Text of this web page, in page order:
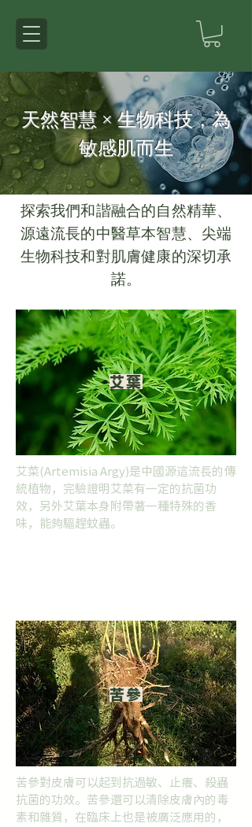
天然智慧 × 生物科技，為
敏感肌而生
探索我們和諧融合的自然精華、
源遠流長的中醫草本智慧、尖端
生物科技和對肌膚健康的深切承
諾。
艾葉
艾菜(Artemisia Argy)是中國源這流長的傳
統植物，完驗證明艾菜有一定的抗菌功
效，另外艾葉本身附帶著一種特殊的香
味，能夠驅趕蚊蟲。
苦參
苦參對皮膚可以起到抗過敏、止癢、殺蟲
抗菌的功效。苦參還可以清除皮膚內的毒
素和雜質，在臨床上也是被廣泛應用的，